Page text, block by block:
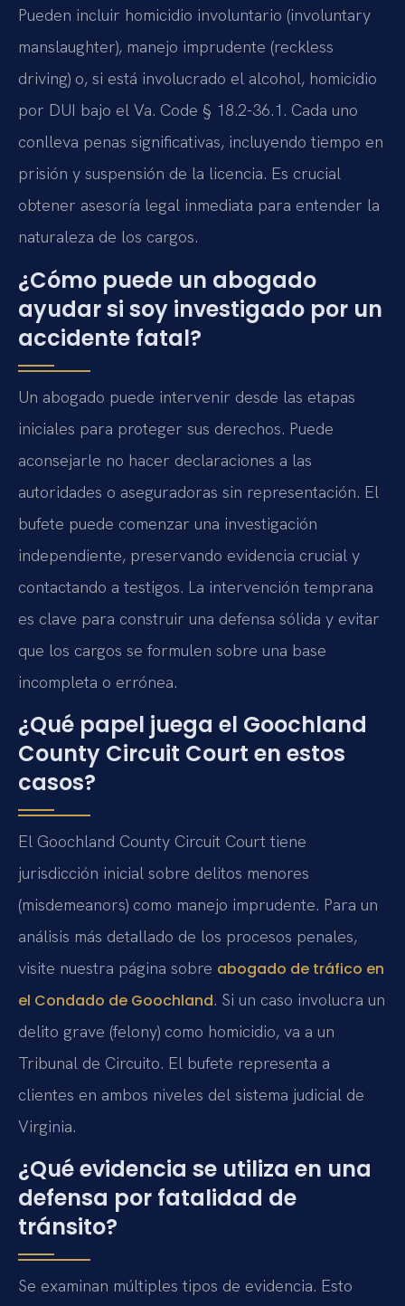
Pueden incluir homicidio involuntario (involuntary
manslaughter), manejo imprudente (reckless
driving) o, si está involucrado el alcohol, homicidio
por DUI bajo el Va. Code § 18.2-36.1. Cada uno
conlleva penas significativas, incluyendo tiempo en
prisión y suspensión de la licencia. Es crucial
obtener asesoría legal inmediata para entender la
naturaleza de los cargos.
¿Cómo puede un abogado
ayudar si soy investigado por un
accidente fatal?
Un abogado puede intervenir desde las etapas
iniciales para proteger sus derechos. Puede
aconsejarle no hacer declaraciones a las
autoridades o aseguradoras sin representación. El
bufete puede comenzar una investigación
independiente, preservando evidencia crucial y
contactando a testigos. La intervención temprana
es clave para construir una defensa sólida y evitar
que los cargos se formulen sobre una base
incompleta o errónea.
¿Qué papel juega el Goochland
County Circuit Court en estos
casos?
El Goochland County Circuit Court tiene
jurisdicción inicial sobre delitos menores
(misdemeanors) como manejo imprudente. Para un
análisis más detallado de los procesos penales,
visite nuestra página sobre abogado de tráfico en
el Condado de Goochland. Si un caso involucra un
delito grave (felony) como homicidio, va a un
Tribunal de Circuito. El bufete representa a
clientes en ambos niveles del sistema judicial de
Virginia.
¿Qué evidencia se utiliza en una
defensa por fatalidad de
tránsito?
Se examinan múltiples tipos de evidencia. Esto